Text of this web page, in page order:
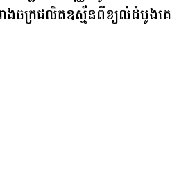
ងចក្រផលិតឧស្ម័នពីខ្យល់ដំបូងគេ